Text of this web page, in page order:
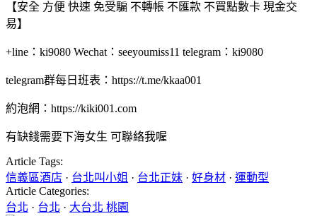
【安全 方便 快速 免受騙 不轉帳 不匯款 不買點數卡 現金交
易】
+line：ki9080 Wechat：seeyoumiss11 telegram：ki9080
telegram群每日班表：https://t.me/kkaa001
約泡網：https://kiki001.com
有缺錢需要下海女生 可聯絡我喔
Article Tags:
信義區酒店 · 台北叫小姐 · 台北正妹 · 好身材 · 運動型
Article Categories:
台北 · 台北 · 大台北 桃園